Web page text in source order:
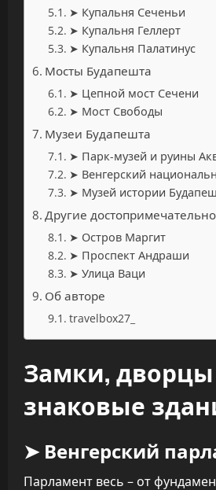
➤ Купальня Сеченьи
➤ Купальня Геллерт
➤ Купальня Палатинус
Мосты Будапешта
➤ Цепной мост Сечени
➤ Мост Свободы
Музеи Будапешта
➤ Парк-музей и руины
➤ Венгерский
➤ Музей истории
Другие
➤ Остров Маргит
➤ Проспект Андраши
➤ Улица Ваци
Об авторе
travelbox27_
Замки,
знаковые
➤ Венгерский
Парламент весь – от